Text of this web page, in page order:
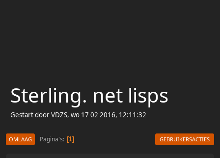
Sterling. net lisps
Gestart door VDZS, wo 17 02 2016, 12:11:32
OMLAAG Pagina's 1 GEBRUIKERSACTIES